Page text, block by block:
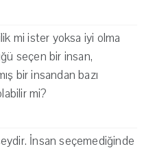
mi ister yoksa iyi olma
seçen bir insan,
bir insandan bazı
mi?
İnsan seçemediğinde